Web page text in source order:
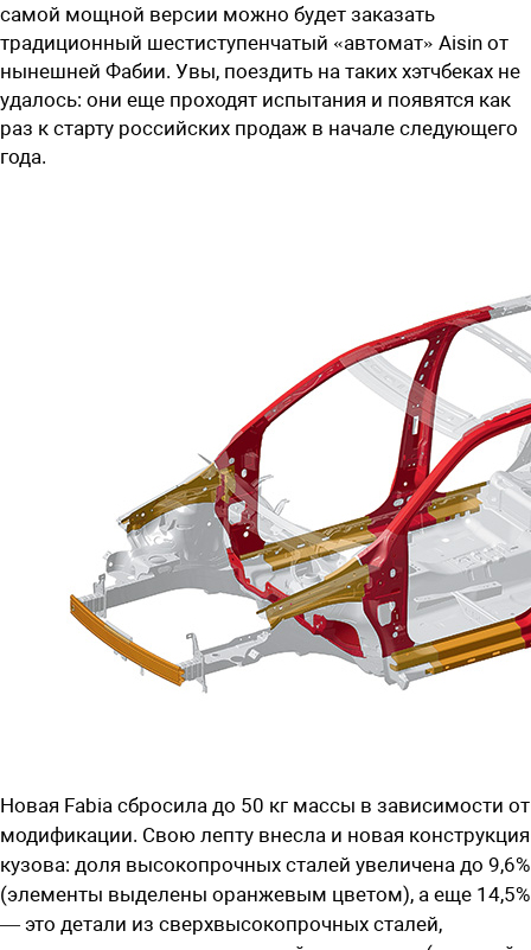
самой мощной версии можно будет заказать
традиционный шестиступенчатый «автомат» Aisin от
нынешней Фабии. Увы, поездить на таких хэтчбеках не
удалось: они еще проходят испытания и появятся как
раз к старту российских продаж в начале следующего
года.
Новая Fabia сбросила до 50 кг массы в зависимости от
модификации. Свою лепту внесла и новая конструкция
кузова: доля высокопрочных сталей увеличена до 9,6%
(элементы выделены оранжевым цветом), а еще 14,5%
— это детали из сверхвысокопрочных сталей,